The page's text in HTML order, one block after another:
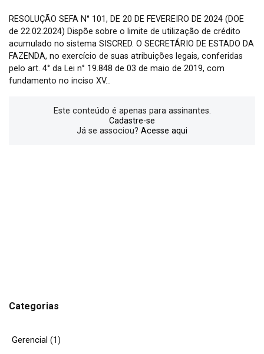
RESOLUÇÃO SEFA N° 101, DE 20 DE FEVEREIRO DE 2024 (DOE
de 22.02.2024) Dispõe sobre o limite de utilização de crédito
acumulado no sistema SISCRED. O SECRETÁRIO DE ESTADO DA
FAZENDA, no exercício de suas atribuições legais, conferidas
pelo art. 4° da Lei n° 19.848 de 03 de maio de 2019, com
fundamento no inciso XV…
Este conteúdo é apenas para assinantes.
Cadastre-se
Já se associou? Acesse aqui
Categorias
Gerencial (1)